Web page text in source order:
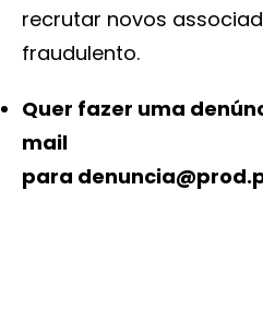
recrutar novos
fraudulento.
Quer fazer uma
mail
para